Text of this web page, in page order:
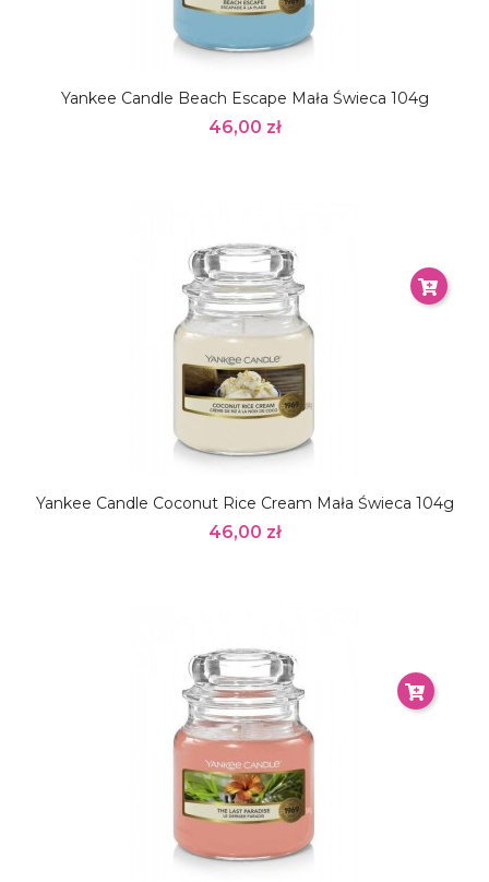
Yankee Candle Beach Escape Mała Świeca 104g
46,00 zł
Yankee Candle Coconut Rice Cream Mała Świeca 104g
46,00 zł